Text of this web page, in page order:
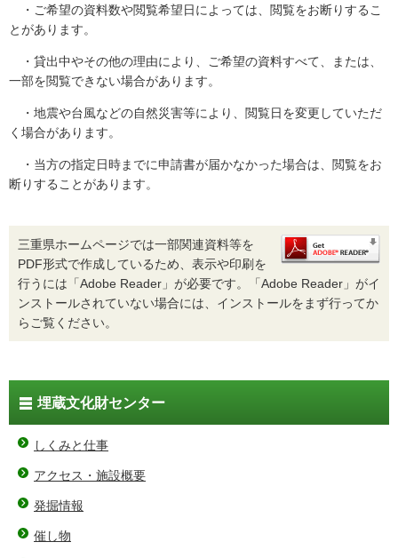
・ご希望の資料数や閲覧希望日によっては、閲覧をお断りするこ
とがあります。
・貸出中やその他の理由により、ご希望の資料すべて、または、
一部を閲覧できない場合があります。
・地震や台風などの自然災害等により、閲覧日を変更していただ
く場合があります。
・当方の指定日時までに申請書が届かなかった場合は、閲覧をお
断りすることがあります。
三重県ホームページでは一部関連資料等を
PDF形式で作成しているため、表示や印刷を
行うには「Adobe Reader」が必要です。「Adobe Reader」がイ
ンストールされていない場合には、インストールをまず行ってか
らご覧ください。
埋蔵文化財センター
しくみと仕事
アクセス・施設概要
発掘情報
催し物